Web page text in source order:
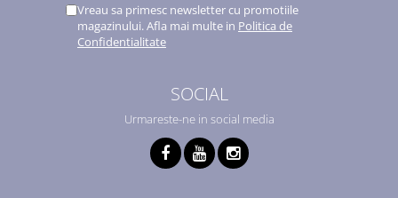
Vreau sa primesc newsletter cu promotiile
magazinului. Afla mai multe in Politica de
Confidentialitate
SOCIAL
Urmareste-ne in social media